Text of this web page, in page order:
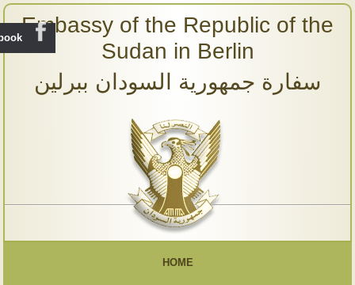
Embassy of the Republic of the
Sudan in Berlin
سفارة جمهورية السودان ببرلين
HOME